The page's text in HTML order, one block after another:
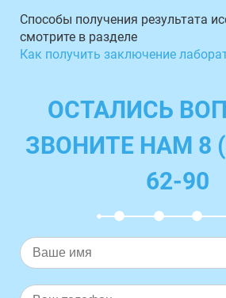
Способы получения результата
смотрите в разделе
Как получить заключение
ОСТАЛИСЬ
ЗВОНИТЕ НАМ 8
62-90